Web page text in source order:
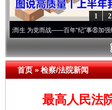
2
1
党而战——百年“纪”事⑧加强纪律..·[视
首页»检察/法院新闻
最高人民法